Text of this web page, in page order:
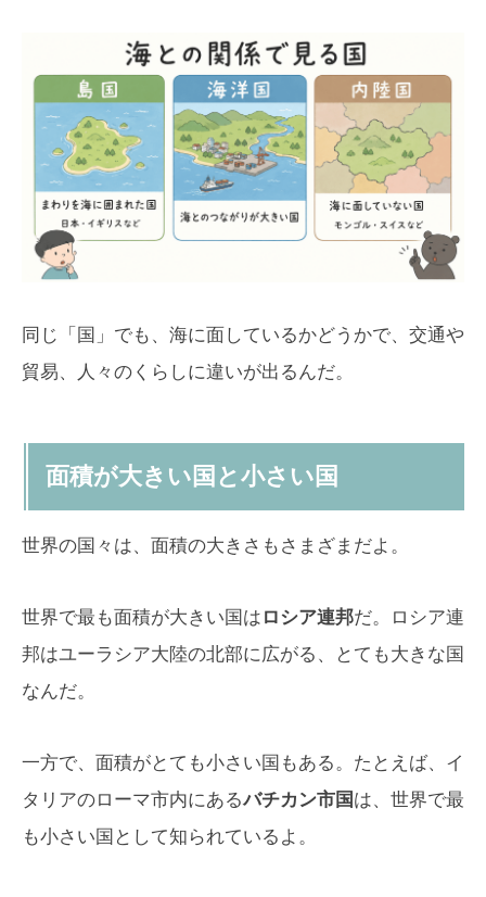
同じ「国」でも、海に面しているかどうかで、交通や
貿易、人々のくらしに違いが出るんだ。
面積が大きい国と小さい国
世界の国々は、面積の大きさもさまざまだよ。
世界で最も面積が大きい国は ロシア連邦だ。ロシア連
邦はユーラシア大陸の北部に広がる、とても大きな国
なんだ。
一方で、面積がとても小さい国もある。たとえば、イ
タリアのローマ市内にあるバチカン市国 は、世界で最
も小さい国として知られているよ。